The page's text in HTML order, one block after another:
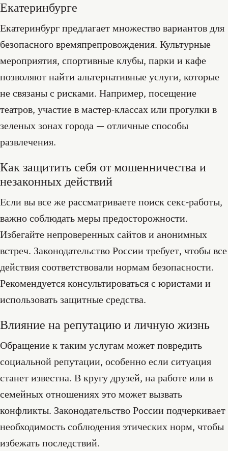
Екатеринбурге
Екатеринбург предлагает множество вариантов для
безопасного времяпрепровождения. Культурные
мероприятия, спортивные клубы, парки и кафе
позволяют найти альтернативные услуги, которые
не связаны с рисками. Например, посещение
театров, участие в мастер-классах или прогулки в
зеленых зонах города — отличные способы
развлечения.
Как защитить себя от мошенничества и
незаконных действий
Если вы все же рассматриваете поиск секс-работы,
важно соблюдать меры предосторожности.
Избегайте непроверенных сайтов и анонимных
встреч. Законодательство России требует, чтобы все
действия соответствовали нормам безопасности.
Рекомендуется консультироваться с юристами и
использовать защитные средства.
Влияние на репутацию и личную жизнь
Обращение к таким услугам может повредить
социальной репутации, особенно если ситуация
станет известна. В кругу друзей, на работе или в
семейных отношениях это может вызвать
конфликты. Законодательство России подчеркивает
необходимость соблюдения этических норм, чтобы
избежать последствий.